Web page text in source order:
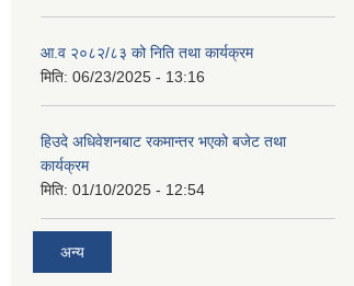
आ.व २०८२/८३ को निति तथा कार्यक्रम
मिति: 06/23/2025 - 13:16
हिउदे अधिवेशनबाट रकमान्तर भएको बजेट तथा
कार्यक्रम
मिति: 01/10/2025 - 12:54
अन्य